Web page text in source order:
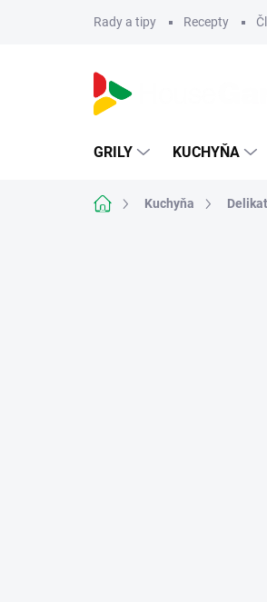
Rady a tipy Recepty
GRILY KUCHYŇA
DomovKuchyňa